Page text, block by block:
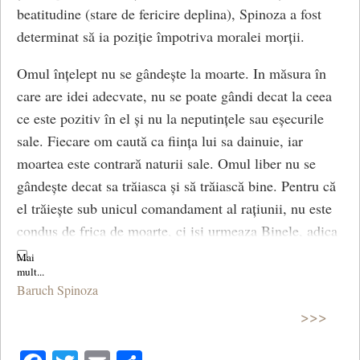
Leibniz, în 1696, din cuvintele greceşti theos (zeu,
Dumnezeu) şi dike (judecată, justiţie, dreptate). In
fiind dificil de precizat dacă este vorba de justiţia divină
sau de justificarea divinităţii în condiţiile existenţei
răului în lume. Este surprinzător faptul că nicăieri în
cuprinsul Teodiceei, lucrare publicată la Amsterdam, în
1710, în limba franceză, Leibniz nu defineşte şi nici
măcar nu utilizează neologismul care apare în titlu.
O serie de contemporani ai filosofului german au crezut
că Teodiceea este un pseudonim, fiindcă lucrarea a fost
publicată fără a se indica numele autorului. Titlul şi
conţinutul cărţii lui Leibniz determină definirea
“teodiceei” ca doctrină despre bunătatea lui Dumnezeu,
libertatea omului şi originea răului.
beatitudine (stare de fericire deplina), Spinoza a fost
determinat să ia poziție împotriva moralei morții.
Omul înțelept nu se gândește la moarte. In măsura în
care are idei adecvate, nu se poate gândi decat la ceea
ce este pozitiv în el și nu la neputințele sau eșecurile
sale. Fiecare om caută ca ființa lui sa dainuie, iar
moartea este contrară naturii sale. Omul liber nu se
gândește decat sa trăiasca și să trăiască bine. Pentru că
el trăiește sub unicul comandament al rațiunii, nu este
condus de frica de moarte, ci isi urmeaza Binele, adica
actioneaza, traieste, si isi conserve ființa conform
fundamentului ce consta in a cauta ceea ce este cu
adevărat util pentru sine. De aceea, el nu se gandeste la
nimic mai puțin decât la moarte, iar înțelepciunea lui
Baruch Spinoza
>>>